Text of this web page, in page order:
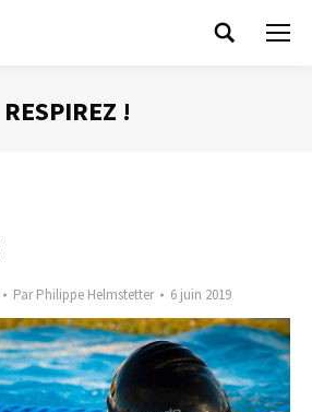
Search:
RESPIREZ !
ParPhilippe Helmstetter 6 juin 2019